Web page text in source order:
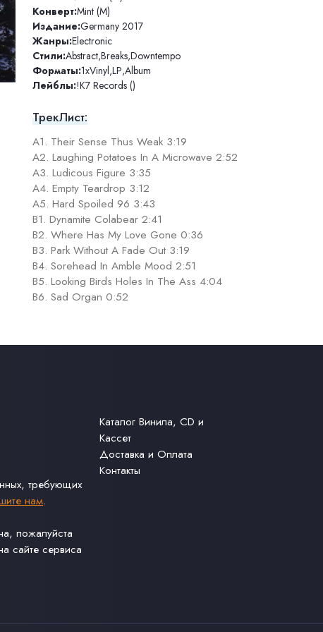
Конверт:Mint (M)
Издание:Germany 2017
Жанры:Electronic
Стили:Abstract,Breaks,Downtempo
Форматы:1xVinyl,LP,Album
Лейблы:!K7 Records ()
ТрекЛист:
A1. Their Sense Thus Weak 3:19
A2. Laughing Potatoes In A Microwave 2:52
A3. Ludicous Figure 3:35
A4. Empty Teardrop 3:12
A5. Hard Spoiled 96 3:43
B1. Dynamite Colabear 2:41
B2. Where Has My Love Gone 0:36
B3. Park Without A Fade Out 3:19
B4. Sorehead In Amble Mood 2:51
B5. Looking Birds Holes In The Ass 4:04
B6. Sad Organ 0:52
требующих
нам.
пожалуйста
сайте сервиса
Каталог Винила, CD и
Кассет
Доставка и Оплата
Контакты